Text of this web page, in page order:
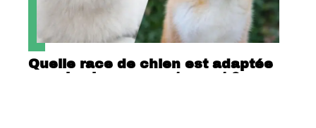
Quelle race de chien est adaptée
pour la vie en appartement ?